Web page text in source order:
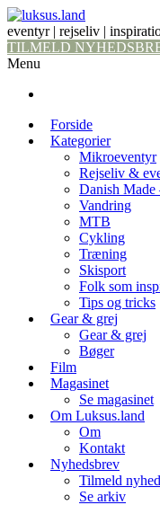
eventyr | rejseliv |
TILMELD
Menu
Forside
Kategorier
Mikroeventyr
Rejseliv &
Danish Made
Vandring
MTB
Cykling
Træning
Skisport
Folk som
Tips og tricks
Gear & grej
Gear & grej
Bøger
Film
Magasinet
Se magasinet
Om Luksus.land
Om
Kontakt
Nyhedsbrev
Tilmeld
Se arkiv